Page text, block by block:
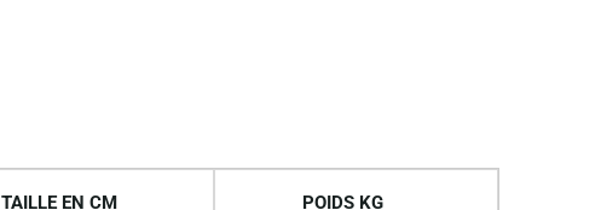
TAILLE EN CM POIDS KG